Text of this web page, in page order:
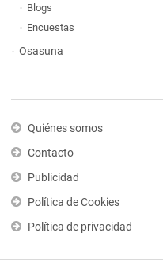
Blogs
Encuestas
Osasuna
Quiénes somos
Contacto
Publicidad
Política de Cookies
Política de privacidad